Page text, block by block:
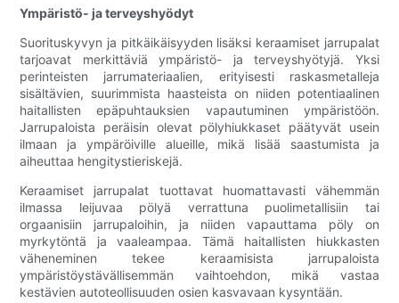
Ympäristö- ja terveyshyödyt
Suorituskyvyn ja pitkäikäisyyden lisäksi keraamiset jarrupalat
tarjoavat merkittäviä ympäristö- ja terveyshyötyjä. Yksi
perinteisten jarrumateriaalien, erityisesti raskasmetalleja
sisältävien, suurimmista haasteista on niiden potentiaalinen
haitallisten epäpuhtauksien vapautuminen ympäristöön.
Jarrupaloista peräisin olevat pölyhiukkaset päätyvät usein
ilmaan ja ympäröiville alueille, mikä lisää saastumista ja
aiheuttaa hengitystieriskejä.
Keraamiset jarrupalat tuottavat huomattavasti vähemmän
ilmassa leijuvaa pölyä verrattuna puolimetallisiin tai
orgaanisiin jarrupaloihin, ja niiden vapauttama pöly on
myrkytöntä ja vaaleampaa. Tämä haitallisten hiukkasten
väheneminen tekee keraamisista jarrupaloista
ympäristöystävällisemmän vaihtoehdon, mikä vastaa
kestävien autoteollisuuden osien kasvavaan kysyntään.